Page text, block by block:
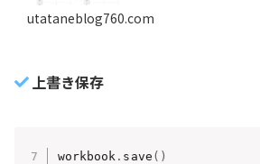
utataneblog760.com
上書き保存
workbook . save ( )